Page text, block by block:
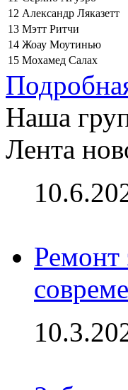
12 Александр Ляказетт
13 Мэтт Ритчи
14 Жоау Моутинью
15 Мохамед Салах
Наша
Лента
Ремонт